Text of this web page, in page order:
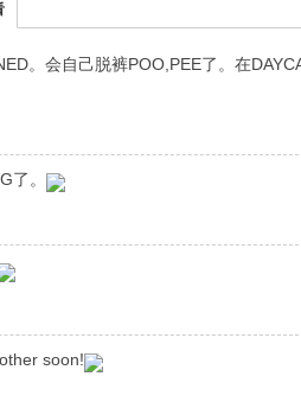
。会自己脱裤POO,PEE了。在
了。
soon!